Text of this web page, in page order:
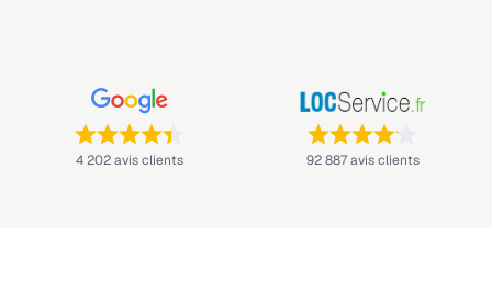
Note : 4,4 sur 5 —
4 202 avis clients Note : 4,1 sur 5 —
92 887 avis clients